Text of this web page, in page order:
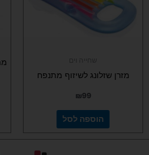
מזרן שזלונג לשיזוף מתנפח
₪99
הוספה לסל